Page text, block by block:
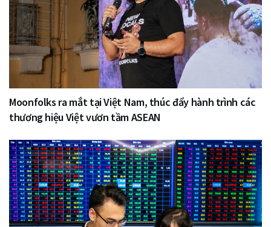
Moonfolks ra mắt tại Việt Nam, thúc đẩy hành trình các
thương hiệu Việt vươn tầm ASEAN